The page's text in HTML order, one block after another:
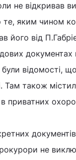
не відкривав
те, яким чином
його від
документах
відомості,
Там також
приватних
не